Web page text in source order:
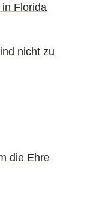
Florida
nicht zu
die Ehre